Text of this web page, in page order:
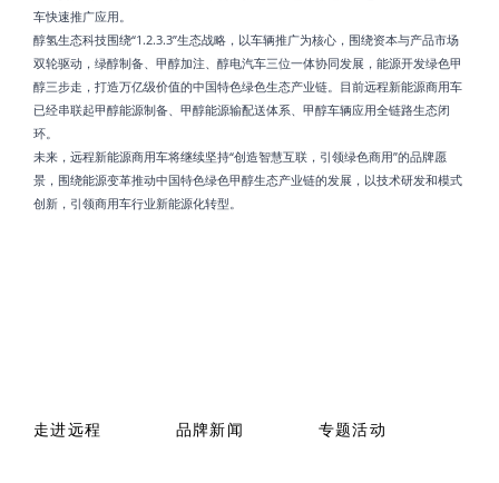
车快速推广应用。
醇氢生态科技围绕“1.2.3.3”生态战略，以车辆推广为核心，围绕资本与产品市场
双轮驱动，绿醇制备、甲醇加注、醇电汽车三位一体协同发展，能源开发绿色甲
醇三步走，打造万亿级价值的中国特色绿色生态产业链。目前远程新能源商用车
已经串联起甲醇能源制备、甲醇能源输配送体系、甲醇车辆应用全链路生态闭
环。
未来，远程新能源商用车将继续坚持“创造智慧互联，引领绿色商用”的品牌愿
景，围绕能源变革推动中国特色绿色甲醇生态产业链的发展，以技术研发和模式
创新，引领商用车行业新能源化转型。
走进远程 品牌新闻 专题活动